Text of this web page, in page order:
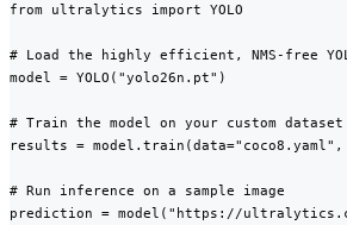
from ultralytics import YOLO
# Load the highly efficient, NMS-free
model = YOLO("yolo26n.pt")
# Train the model on your custom dataset
results = model.train(data="coco8.yaml",
# Run inference on a sample image
prediction = model("https://